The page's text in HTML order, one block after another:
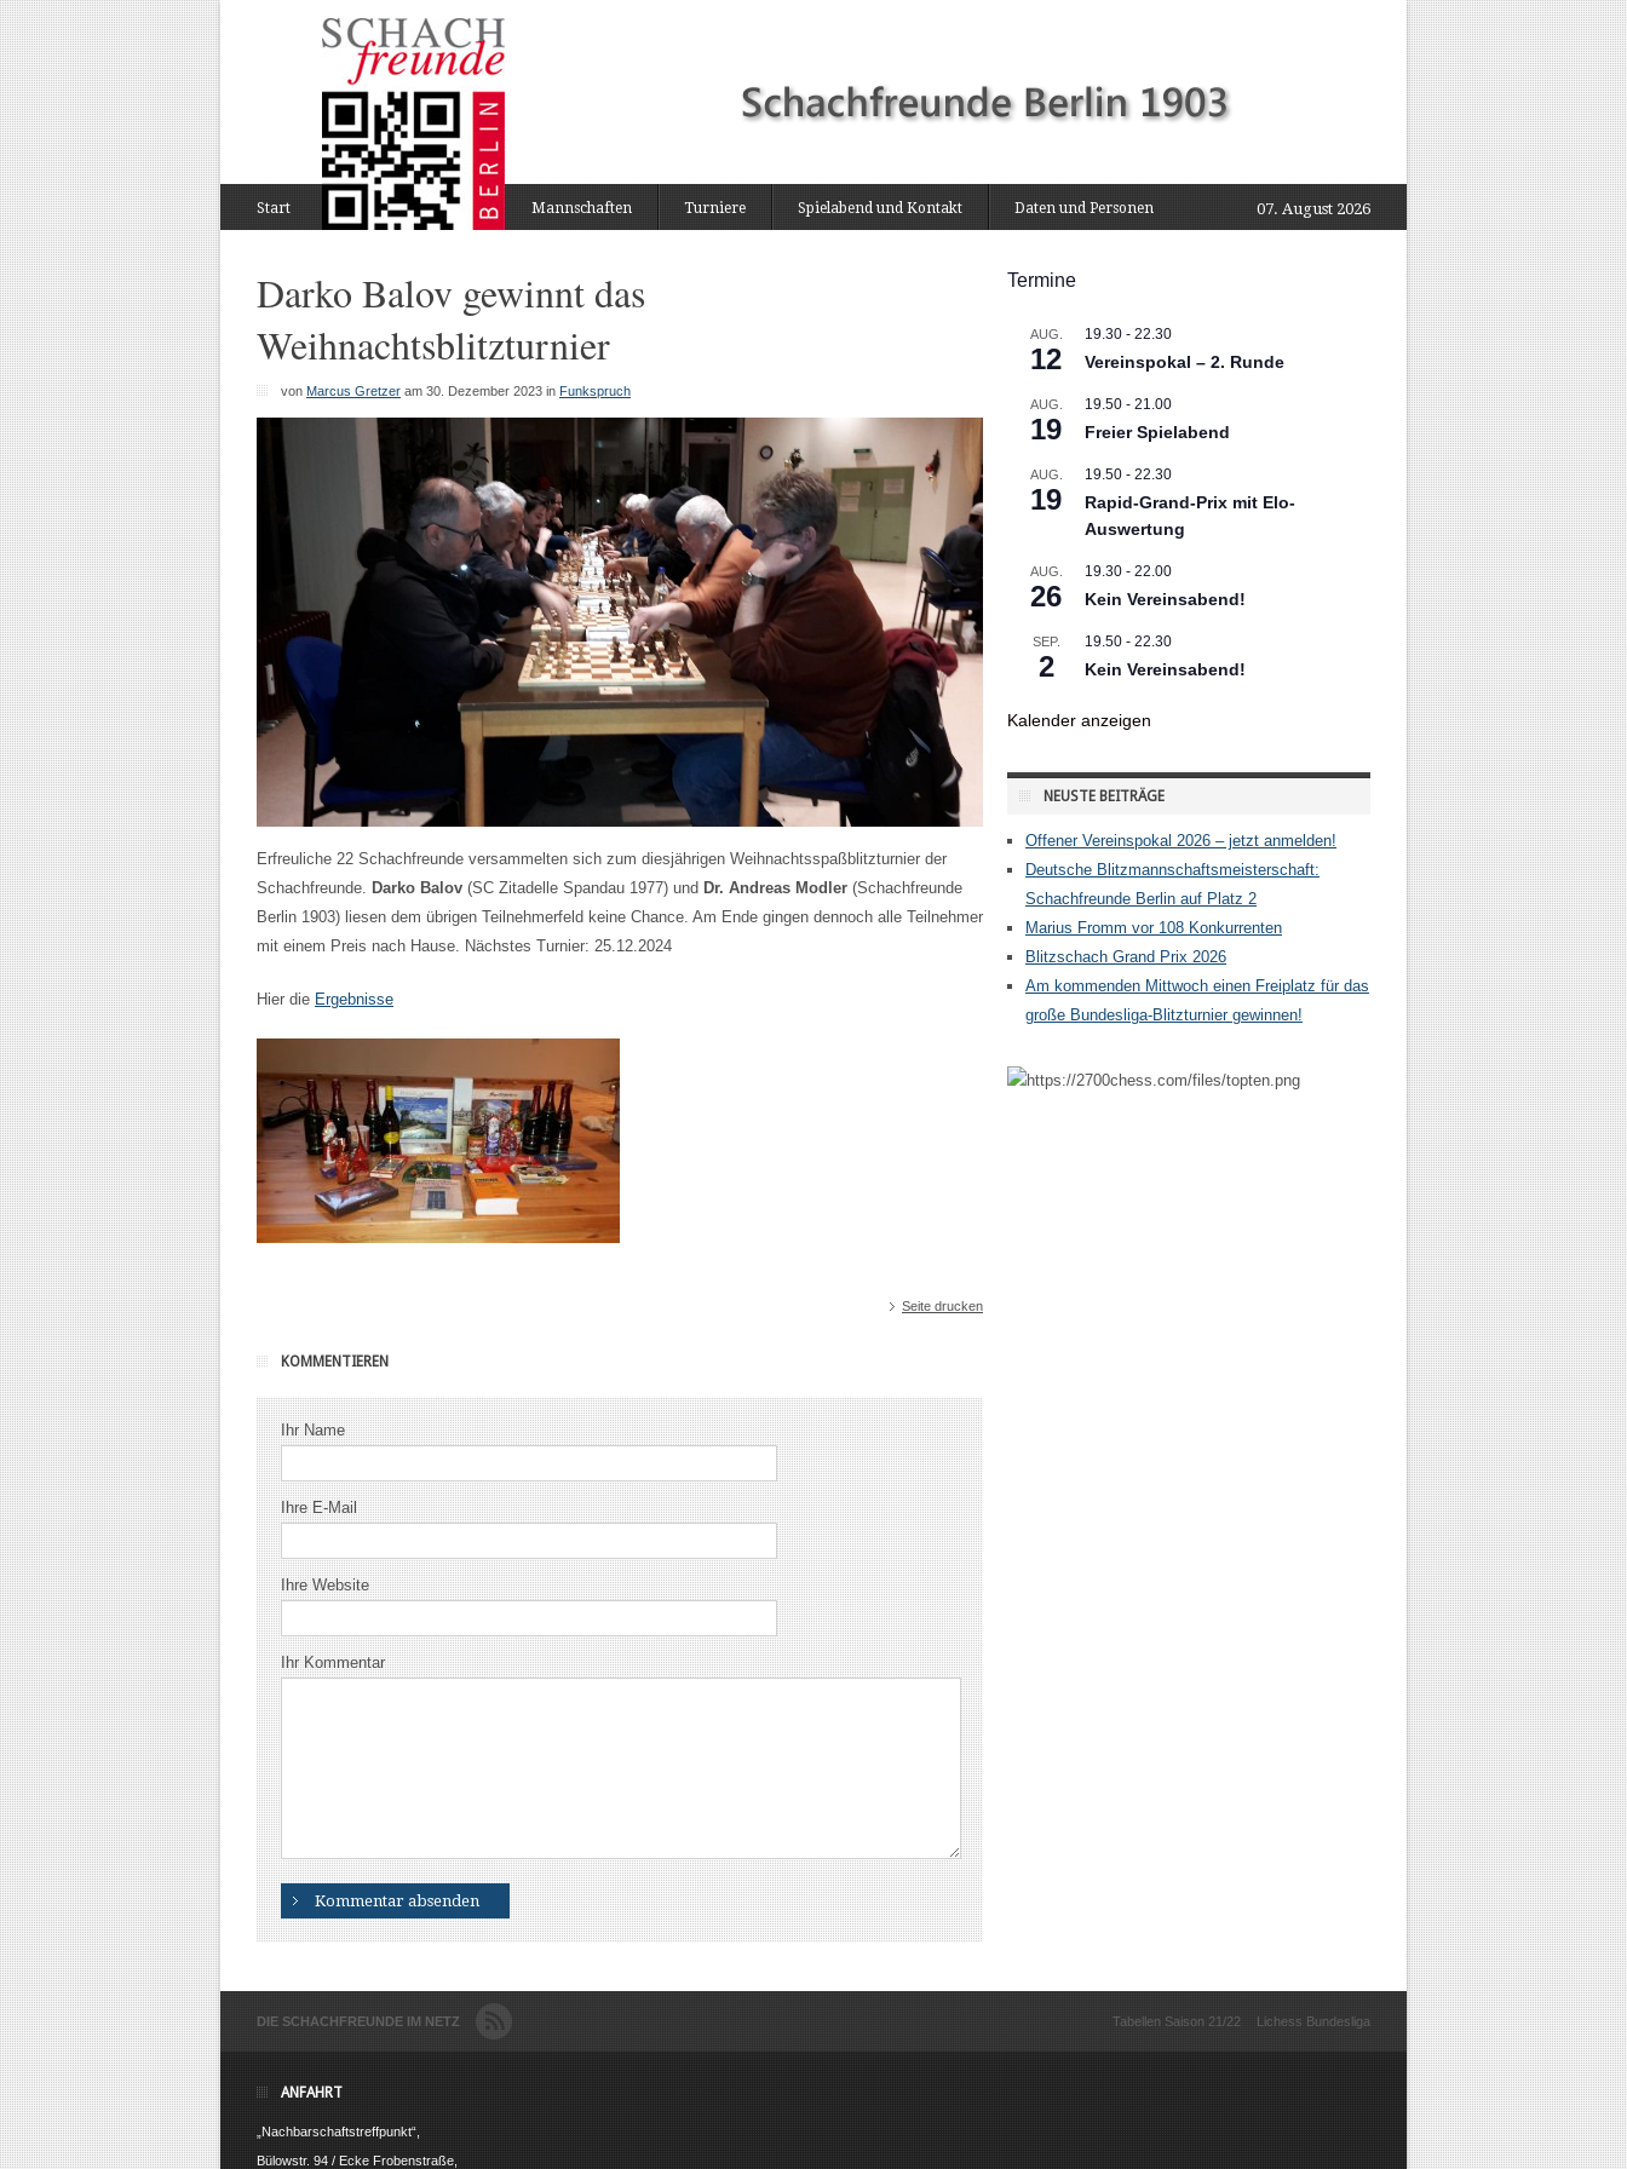
07. August 2026
Start Mannschaften Turniere Spielabend und Kontakt Daten und Personen
Darko Balov gewinnt das
Weihnachtsblitzturnier
von Marcus Gretzer am 30. Dezember 2023 in Funkspruch
Erfreuliche 22 Schachfreunde versammelten sich zum diesjährigen Weihnachtsspaßblitzturnier der
Schachfreunde.
Darko Balov (SC Zitadelle Spandau 1977) und Dr. Andreas Modler (Schachfreunde
Berlin 1903) liesen dem übrigen Teilnehmerfeld keine Chance. Am Ende gingen dennoch alle Teilnehmer
mit einem Preis nach Hause. Nächstes Turnier: 25.12.2024
Hier die Ergebnisse
Seite drucken
KOMMENTIEREN
Ihr Name
Ihre E-Mail
Ihre Website
Ihr Kommentar
Termine
AUG.
12
19.30 - 22.30
Vereinspokal – 2. Runde
AUG.
19
19.50 - 21.00
Freier Spielabend
AUG.
19
19.50 - 22.30
Rapid-Grand-Prix mit Elo-
Auswertung
AUG.
26
19.30 - 22.00
Kein Vereinsabend!
SEP.
2
19.50 - 22.30
Kein Vereinsabend!
Kalender anzeigen
NEUSTE BEITRÄGE
Offener Vereinspokal 2026 – jetzt anmelden!
Deutsche Blitzmannschaftsmeisterschaft:
Schachfreunde Berlin auf Platz 2
Marius Fromm vor 108 Konkurrenten
Blitzschach Grand Prix 2026
Am kommenden Mittwoch einen Freiplatz für das
große Bundesliga-Blitzturnier gewinnen!
DIE SCHACHFREUNDE IM NETZ Tabellen Saison 21/22 Lichess Bundesliga
ANFAHRT
„Nachbarschaftstreffpunkt“,
Bülowstr. 94 / Ecke Frobenstraße,